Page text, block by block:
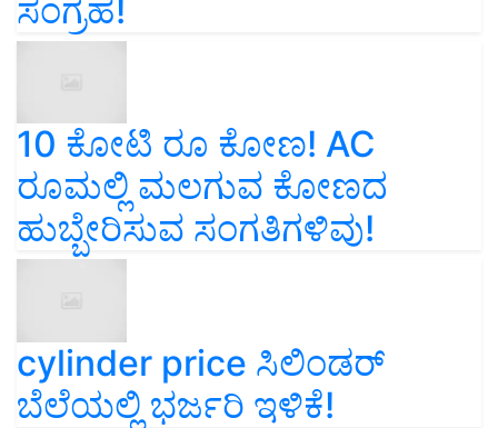
ಸಂಗ್ರಹ!
10 ಕೋಟಿ ರೂ ಕೋಣ! AC
ರೂಮಲ್ಲಿ ಮಲಗುವ ಕೋಣದ
ಹುಬ್ಬೇರಿಸುವ ಸಂಗತಿಗಳಿವು!
cylinder price ಸಿಲಿಂಡರ್‌
ಬೆಲೆಯಲ್ಲಿ ಭರ್ಜರಿ ಇಳಿಕೆ!